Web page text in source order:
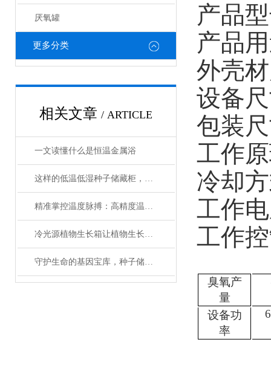
厌氧罐
更多分类
相关文章 / ARTICLE
一文读懂什么是恒温金属浴
这样的低温低湿种子储藏柜，您值得拥有
精准掌控温度脉搏：高精度温控仪表补偿温度设置全攻略
冷光源植物生长箱让植物生长更加稳定和可控
守护生命的基因宝库，种子储藏柜使用事项详解
产品
产品
外壳
设备
包装
工作
冷却
工作
工作
臭氧产
量
设备功
率